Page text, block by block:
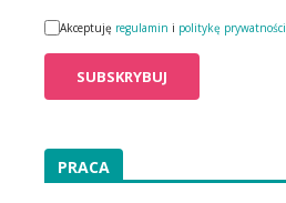
Akceptuję regulamin i politykę prywatności
PRACA